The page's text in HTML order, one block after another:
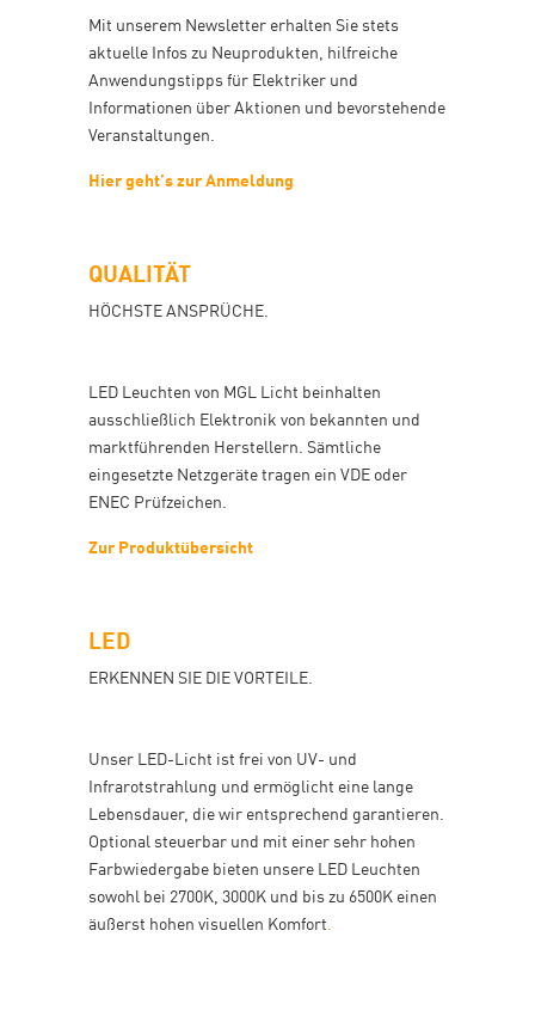
Mit unserem Newsletter erhalten Sie stets
aktuelle Infos zu Neuprodukten, hilfreiche
Anwendungstipps für Elektriker und
Informationen über Aktionen und bevorstehende
Veranstaltungen.
Hier geht’s zur Anmeldung
QUALITÄT
HÖCHSTE ANSPRÜCHE.
LED Leuchten von MGL Licht beinhalten
ausschließlich Elektronik von bekannten und
marktführenden Herstellern. Sämtliche
eingesetzte Netzgeräte tragen ein VDE oder
ENEC Prüfzeichen.
Zur Produktübersicht
LED
ERKENNEN SIE DIE VORTEILE.
Unser LED-Licht ist frei von UV- und
Infrarotstrahlung und ermöglicht eine lange
Lebensdauer, die wir entsprechend garantieren.
Optional steuerbar und mit einer sehr hohen
Farbwiedergabe bieten unsere LED Leuchten
sowohl bei 2700K, 3000K und bis zu 6500K einen
äußerst hohen visuellen Komfort.